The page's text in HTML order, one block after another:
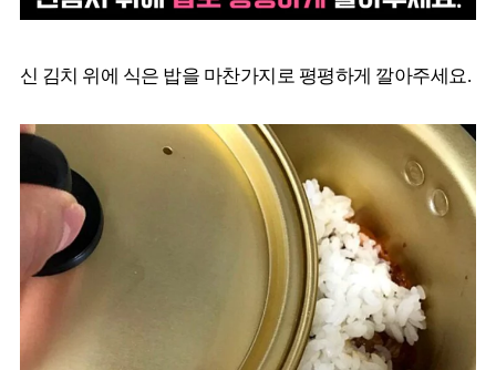
신 김치 위에 식은 밥을 마찬가지로 평평하게 깔아주세요.